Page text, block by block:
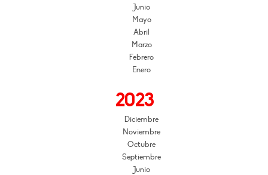
Junio
Mayo
Abril
Marzo
Febrero
Enero
2023
Diciembre
Noviembre
Octubre
Septiembre
Junio